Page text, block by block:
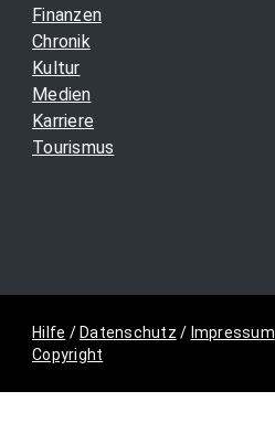
Finanzen
Chronik
Kultur
Medien
Karriere
Tourismus
Hilfe / Datenschutz / Impressum
Copyright